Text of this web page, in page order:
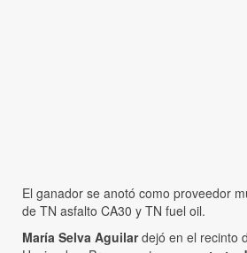
El ganador se anotó como proveedor
de TN asfalto CA30 y TN fuel oil.
María Selva Aguilardejó en el recinto